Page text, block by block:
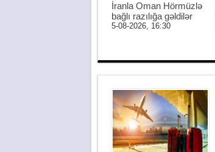
İranla Oman Hörmüzlə
bağlı razılığa gəldilər
5-08-2026, 16:30